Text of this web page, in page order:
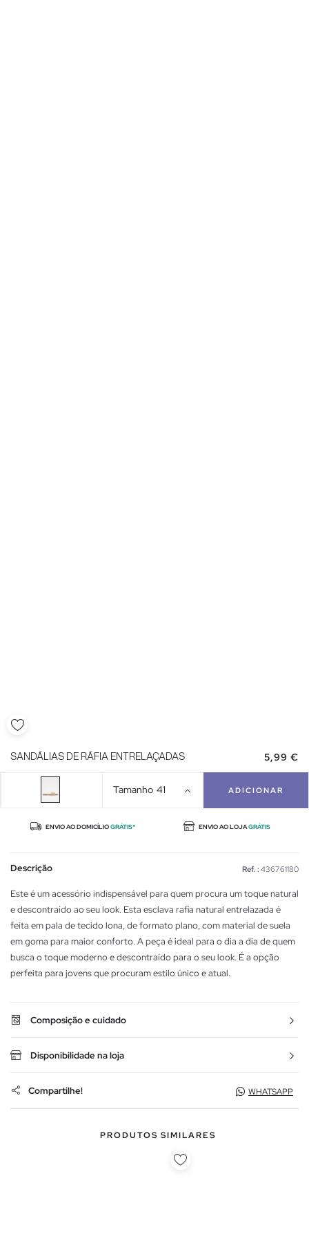
SANDÁLIAS DE RÁFIA ENTRELAÇADAS 5,99 €
Tamanho 41 ADICIONAR
ENVIO AO DOMICÍLIOGRÁTIS* ENVIO AO LOJAGRÁTIS
Descrição Ref. : 436761180
Este é um acessório indispensável para quem procura um toque natural
e descontraído ao seu look. Esta esclava rafia natural entrelazada é
feita em pala de tecido lona, de formato plano, com material de suela
em goma para maior conforto. A peça é ideal para o dia a dia de quem
busca o toque moderno e descontraído para o seu look. É a opção
perfeita para jovens que procuram estilo único e atual.
Composição e cuidado
Disponibilidade na loja
Compartilhe! WHATSAPP
PRODUTOS SIMILARES